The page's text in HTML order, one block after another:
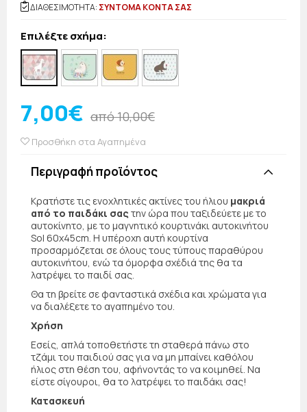
ΔΙΑΘΕΣΙΜΟΤΗΤΑ: ΣΥΝΤΟΜΑ ΚΟΝΤΑ ΣΑΣ
Επιλέξτε σχήμα:
7,00€ από 10,00€
Προσθήκη στα Αγαπημένα
Περιγραφή προϊόντος
Κρατήστε τις ενοχλητικές ακτίνες του ήλιου μακριά
από το παιδάκι σας την ώρα που ταξιδεύετε με το
αυτοκίνητο, με το μαγνητικό κουρτινάκι αυτοκινήτου
Sol 60x45cm. Η υπέροχη αυτή κουρτίνα
προσαρμόζεται σε όλους τους τύπους παραθύρου
αυτοκινήτου, ενώ τα όμορφα σχέδιά της θα τα
λατρέψει το παιδί σας.
Θα τη βρείτε σε φανταστικά σχέδια και χρώματα για
να διαλέξετε το αγαπημένο του.
Χρήση
Εσείς, απλά τοποθετήστε τη σταθερά πάνω στο
τζάμι του παιδιού σας για να μη μπαίνει καθόλου
ήλιος στη θέση του, αφήνοντάς το να κοιμηθεί. Να
είστε σίγουροι, θα το λατρέψει το παιδάκι σας!
Κατασκευή